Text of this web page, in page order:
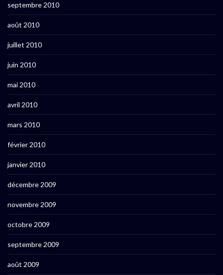
septembre 2010
août 2010
juillet 2010
juin 2010
mai 2010
avril 2010
mars 2010
février 2010
janvier 2010
décembre 2009
novembre 2009
octobre 2009
septembre 2009
août 2009